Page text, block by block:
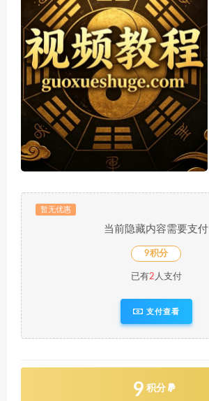
暂无优惠
当前隐藏内容需要支付
9积分
已有2 人支付
支付查看
9 积分